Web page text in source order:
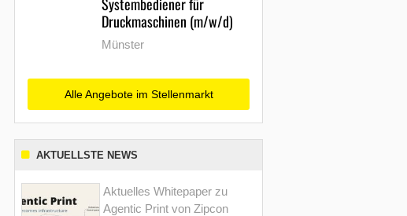
Druckmaschinen (m/w/d)
Münster
Alle Angebote im Stellenmarkt
AKTUELLSTE NEWS
Aktuelles Whitepaper zu
Agentic Print von Zipcon